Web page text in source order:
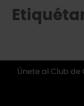
Únete al Club de